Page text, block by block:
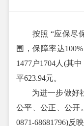
按照 “应保尽
围，保障率达
1477户1704人(其
平623.94元。
为进一步做好社
公平、公正、公开
0871-68681796)反